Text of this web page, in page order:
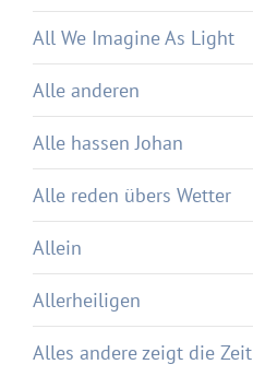
All We Imagine As Light
Alle anderen
Alle hassen Johan
Alle reden übers Wetter
Allein
Allerheiligen
Alles andere zeigt die Zeit